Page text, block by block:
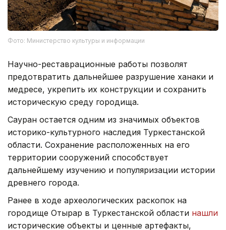
Фото: Министерство культуры и информации
Научно-реставрационные работы позволят
предотвратить дальнейшее разрушение ханаки и
медресе, укрепить их конструкции и сохранить
историческую среду городища.
Сауран остается одним из значимых объектов
историко-культурного наследия Туркестанской
области. Сохранение расположенных на его
территории сооружений способствует
дальнейшему изучению и популяризации истории
древнего города.
Ранее в ходе археологических раскопок на
городище Отырар в Туркестанской области нашли
исторические объекты и ценные артефакты,